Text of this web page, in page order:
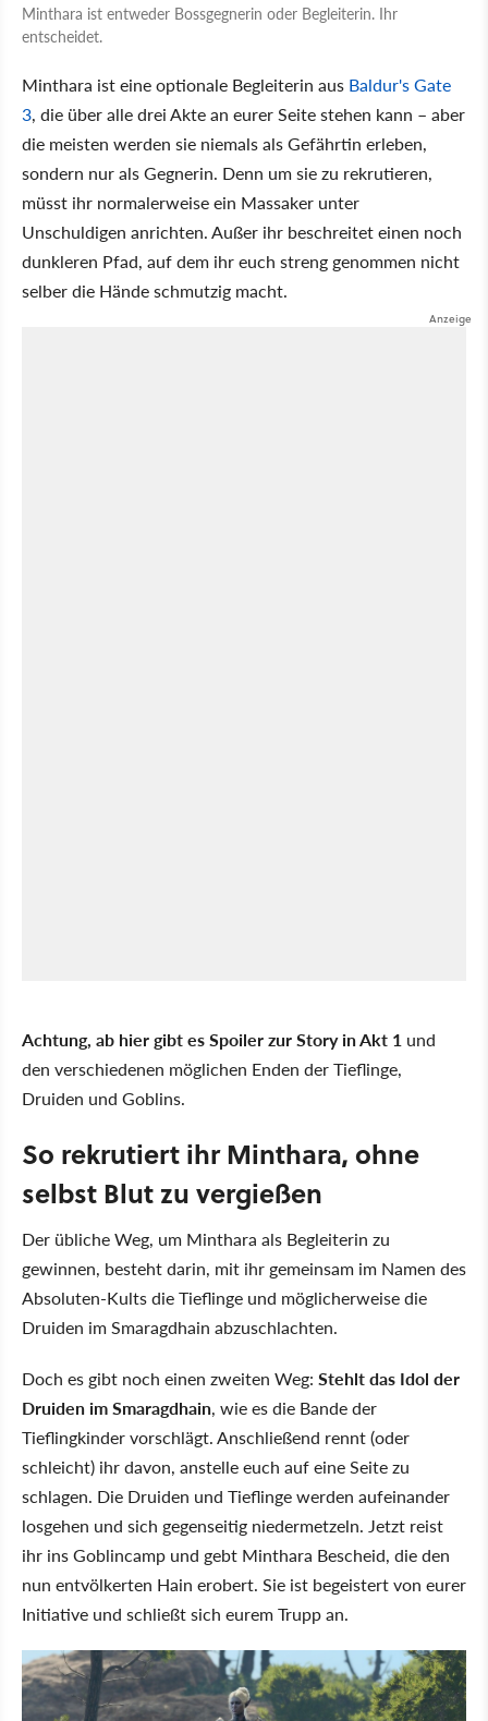
Minthara ist entweder Bossgegnerin oder Begleiterin. Ihr
entscheidet.
Minthara ist eine optionale Begleiterin aus Baldur's Gate
3, die über alle drei Akte an eurer Seite stehen kann – aber
die meisten werden sie niemals als Gefährtin erleben,
sondern nur als Gegnerin. Denn um sie zu rekrutieren,
müsst ihr normalerweise ein Massaker unter
Unschuldigen anrichten. Außer ihr beschreitet einen noch
dunkleren Pfad, auf dem ihr euch streng genommen nicht
selber die Hände schmutzig macht.
Achtung, ab hier gibt es Spoiler zur Story in Akt 1 und
den verschiedenen möglichen Enden der Tieflinge,
Druiden und Goblins.
So rekrutiert ihr Minthara, ohne
selbst Blut zu vergießen
Der übliche Weg, um Minthara als Begleiterin zu
gewinnen, besteht darin, mit ihr gemeinsam im Namen des
Absoluten-Kults die Tieflinge und möglicherweise die
Druiden im Smaragdhain abzuschlachten.
Doch es gibt noch einen zweiten Weg: Stehlt das Idol der
Druiden im Smaragdhain, wie es die Bande der
Tieflingkinder vorschlägt. Anschließend rennt (oder
schleicht) ihr davon, anstelle euch auf eine Seite zu
schlagen. Die Druiden und Tieflinge werden aufeinander
losgehen und sich gegenseitig niedermetzeln. Jetzt reist
ihr ins Goblincamp und gebt Minthara Bescheid, die den
nun entvölkerten Hain erobert. Sie ist begeistert von eurer
Initiative und schließt sich eurem Trupp an.